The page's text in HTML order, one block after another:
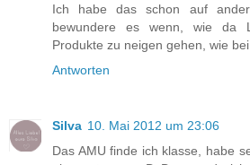
Ich habe das schon auf
bewundere es wenn, wie da
Produkte zu neigen gehen, wie
Antworten
Silva 10. Mai 2012 um 23:06
Das AMU finde ich klasse, habe